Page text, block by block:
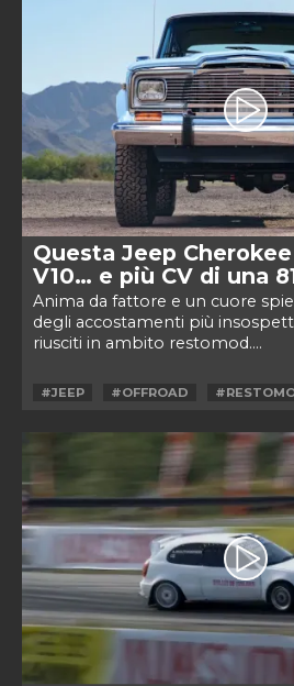
Questa Jeep
V10… e più CV di una
Anima da fattore e un cuore
degli accostamenti più
riusciti in ambito restomod....
#JEEP #OFFROAD